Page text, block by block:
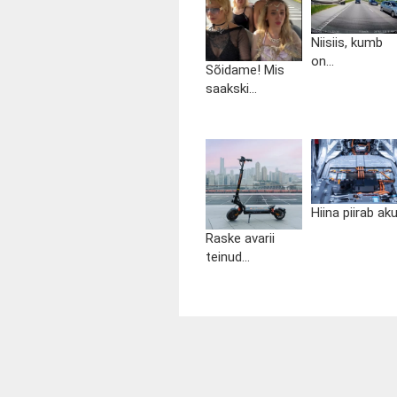
Sõidame! Mis
saakski...
Niisiis, kumb
on...
Raske avarii
teinud...
Hiina piirab